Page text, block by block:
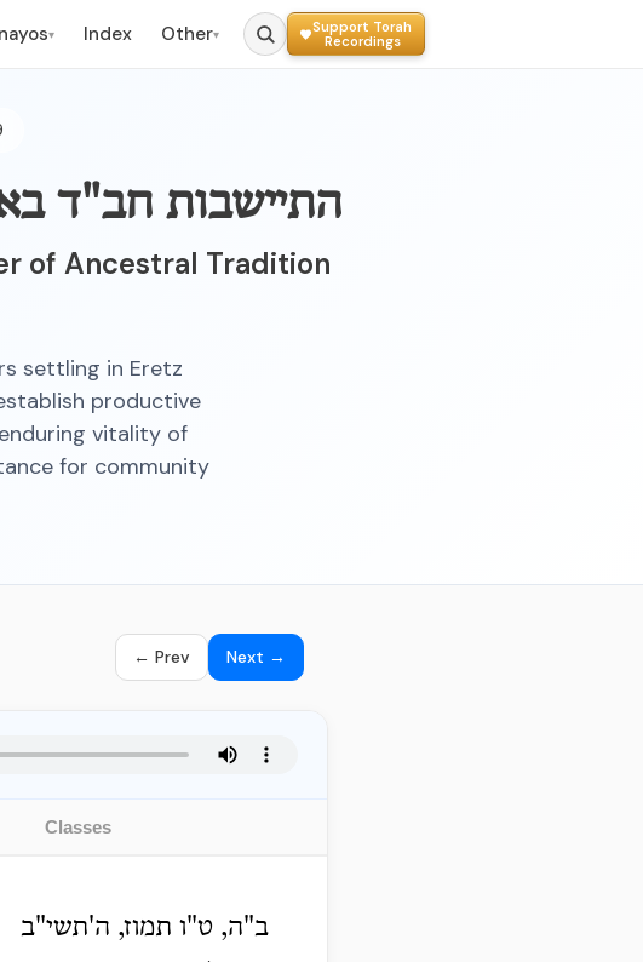
▾ Index Other▾
Support Torah
Recordings
התיישבות חב"ד
of Ancestral Tradition
settling in Eretz
productive
vitality of
for community
← Prev Next →
Classes
ב"ה, ט"ו תמוז, ה'תשי"ב